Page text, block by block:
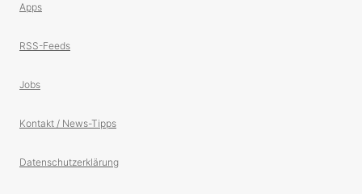
Apps
RSS-Feeds
Jobs
Kontakt / News-Tipps
Datenschutzerklärung